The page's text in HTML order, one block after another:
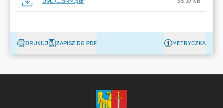
DRUKUJ ZAPISZ DO PDF METRYCZKA